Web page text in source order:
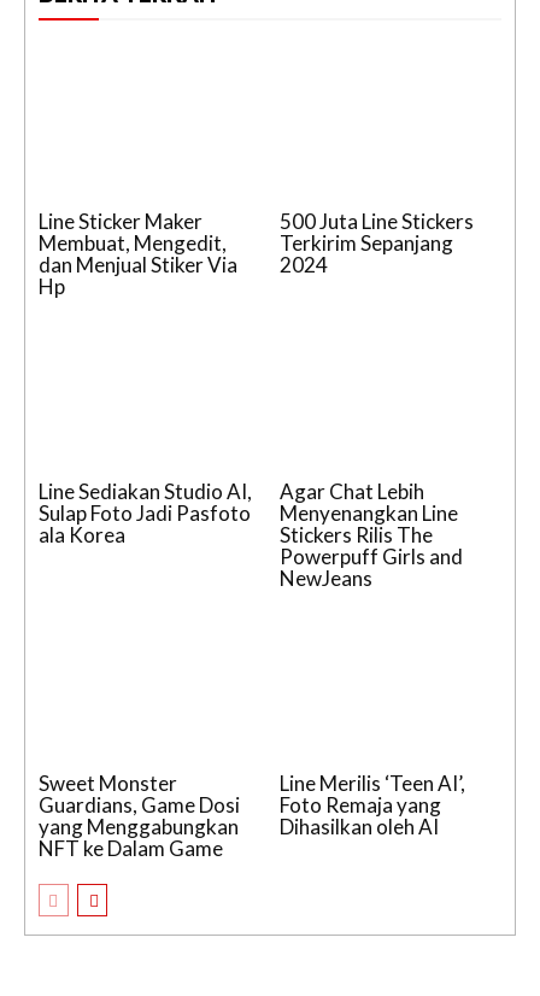
Line Sticker Maker
Membuat, Mengedit,
dan Menjual Stiker Via
Hp
500 Juta Line Stickers
Terkirim Sepanjang
2024
Line Sediakan Studio AI,
Sulap Foto Jadi Pasfoto
ala Korea
Agar Chat Lebih
Menyenangkan Line
Stickers Rilis The
Powerpuff Girls and
NewJeans
Sweet Monster
Guardians, Game Dosi
yang Menggabungkan
NFT ke Dalam Game
Line Merilis ‘Teen AI’,
Foto Remaja yang
Dihasilkan oleh AI